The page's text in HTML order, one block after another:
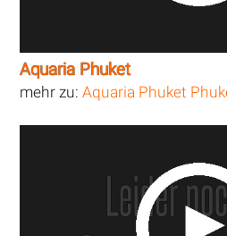
Aquaria Phuket
mehr zu:Aquaria Phuket